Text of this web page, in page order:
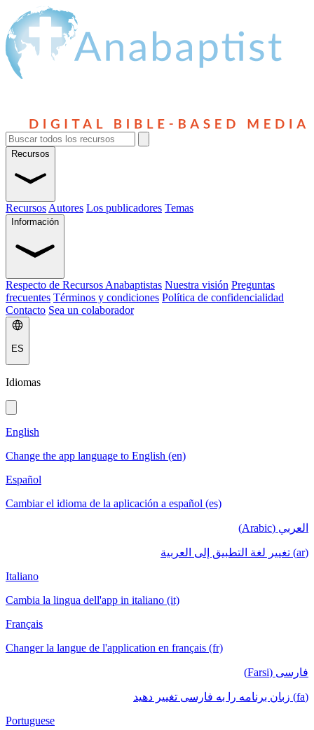
Recursos
Recursos Autores Los publicadores Temas
Información
Respecto de Recursos Anabaptistas Nuestra visión Preguntas
frecuentes Términos y condiciones Política de confidencialidad
Contacto Sea un colaborador
ES
Idiomas
English
Change the app language to English (en)
Español
Cambiar el idioma de la aplicación a español (es)
العربي (Arabic)
(ar) تغيير لغة التطبيق إلى العربية
Italiano
Cambia la lingua dell'app in italiano (it)
Français
Changer la langue de l'application en français (fr)
فارسی (Farsi)
(fa) زبان برنامه را به فارسی تغییر دهید
Portuguese